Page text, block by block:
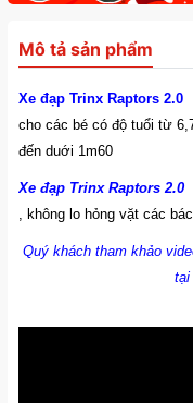
Mô tả sản phẩm
Xe đạp Trinx Raptors 2.0
cho các bé có độ tuổi từ
đến duới 1m60
Xe đạp Trinx Raptors 2.0
, không lo hỏng vặt các
Quý khách tham khảo
tại